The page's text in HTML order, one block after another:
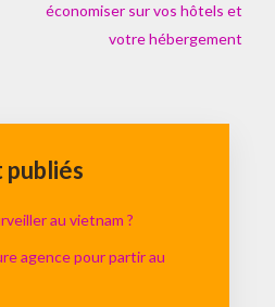
économiser sur vos hôtels et
votre hébergement
publiés
au vietnam ?
agence pour partir au